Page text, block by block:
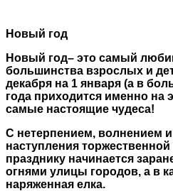
Новый год
Новый год– это самый
большинства взрослых и
декабря на 1 января (а в
года приходится именно на
самые настоящие чудеса!
С нетерпением, волнением
наступления
празднику начинается
огнями улицы городов, а в
наряженная елка.